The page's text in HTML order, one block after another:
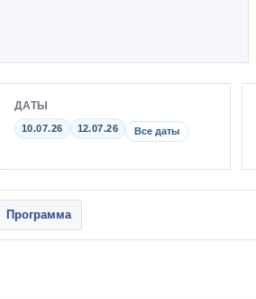
ДАТЫ
10.07.26 12.07.26 Все даты
Программа